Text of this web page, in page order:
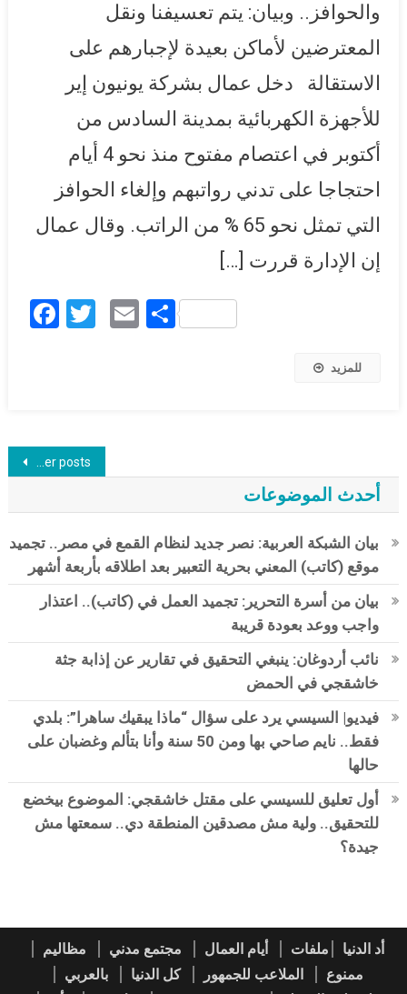
والحوافز.. وبيان: يتم تعسيفنا ونقل
المعترضين لأماكن بعيدة لإجبارهم على
الاستقالة دخل عمال بشركة يونيون إير
للأجهزة الكهربائية بمدينة السادس من
أكتوبر في اعتصام مفتوح منذ نحو 4 أيام
احتجاجا على تدني رواتبهم وإلغاء الحوافز
التي تمثل نحو 65 % من الراتب. وقال عمال
إن الإدارة قررت […]
Facebook
Twitter
EmailShare
للمزيد
Posts navigation
Older posts
أحدث الموضوعات
بيان الشبكة العربية: نصر جديد لنظام القمع في مصر.. تجميد
موقع (كاتب) المعني بحرية التعبير بعد اطلاقه بأربعة أشهر
بيان من أسرة التحرير: تجميد العمل في (كاتب).. اعتذار
واجب ووعد بعودة قريبة
نائب أردوغان: ينبغي التحقيق في تقارير عن إذابة جثة
خاشقجي في الحمض
فيديو| السيسي يرد على سؤال “ماذا يبقيك ساهرا”: بلدي
فقط.. نايم صاحي بها ومن 50 سنة وأنا بتألم وغضبان على
حالها
أول تعليق للسيسي على مقتل خاشقجي: الموضوع بيخضع
للتحقيق.. ولية مش مصدقين المنطقة دي.. سمعتها مش
جيدة؟
أد الدنيا ملفات أيام العمال مجتمع مدني
مظاليم
ممنوع
الملاعب للجمهور كل الدنيا
بالعربي